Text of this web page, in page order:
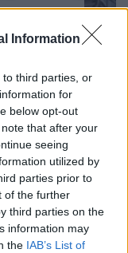
Information
third parties, or
for
below opt-out
that after your
seeing
utilized by
parties prior to
of the further
third parties on the
information may
the IAB’s List of
a VW
hogy
éléről. A
ennek
méltatták a